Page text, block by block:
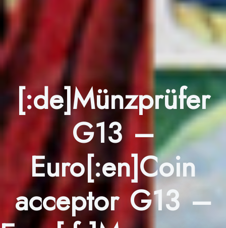
[:de]Münzprüfer
G13 –
Euro[:en]Coin
acceptor G13 –